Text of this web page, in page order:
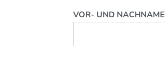
VOR- UND NACHNAME